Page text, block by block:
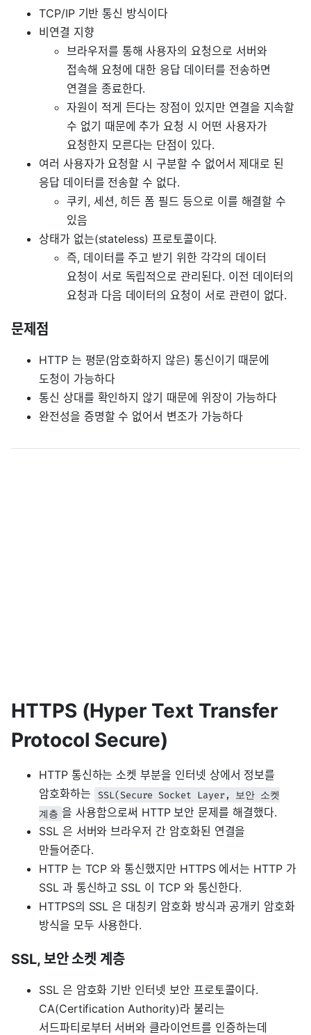
TCP/IP 기반 통신 방식이다
비연결 지향
브라우저를 통해 사용자의 요청으로 서버와
접속해 요청에 대한 응답 데이터를 전송하면
연결을 종료한다.
자원이 적게 든다는 장점이 있지만 연결을 지속할
수 없기 때문에 추가 요청 시 어떤 사용자가
요청한지 모른다는 단점이 있다.
여러 사용자가 요청할 시 구분할 수 없어서 제대로 된
응답 데이터를 전송할 수 없다.
쿠키, 세션, 히든 폼 필드 등으로 이를 해결할 수
있음
상태가 없는(stateless) 프로토콜이다.
즉, 데이터를 주고 받기 위한 각각의 데이터
요청이 서로 독립적으로 관리된다. 이전 데이터의
요청과 다음 데이터의 요청이 서로 관련이 없다.
문제점
HTTP 는 평문(암호화하지 않은) 통신이기 때문에
도청이 가능하다
통신 상대를 확인하지 않기 때문에 위장이 가능하다
완전성을 증명할 수 없어서 변조가 가능하다
HTTPS (Hyper Text Transfer
Protocol Secure)
HTTP 통신하는 소켓 부분을 인터넷 상에서 정보를
암호화하는
SSL(Secure Socket Layer, 보안 소켓
계층 을 사용함으로써 HTTP 보안 문제를 해결했다.
SSL 은 서버와 브라우저 간 암호화된 연결을
만들어준다.
HTTP 는 TCP 와 통신했지만 HTTPS 에서는 HTTP 가
SSL 과 통신하고 SSL 이 TCP 와 통신한다.
HTTPS의 SSL 은 대칭키 암호화 방식과 공개키 암호화
방식을 모두 사용한다.
SSL, 보안 소켓 계층
SSL 은 암호화 기반 인터넷 보안 프로토콜이다.
CA(Certification Authority)라 불리는
서드파티로부터 서버와 클라이언트를 인증하는데